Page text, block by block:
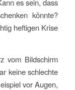
es sein, dass
könnte?
heftigen Krise
vom Bildschirm
keine schlechte
vor Augen,